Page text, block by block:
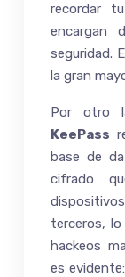
recordar
encargan
seguridad.
la gran
Por otro
KeePass
base de
cifrado
terceros,
hackeos
es